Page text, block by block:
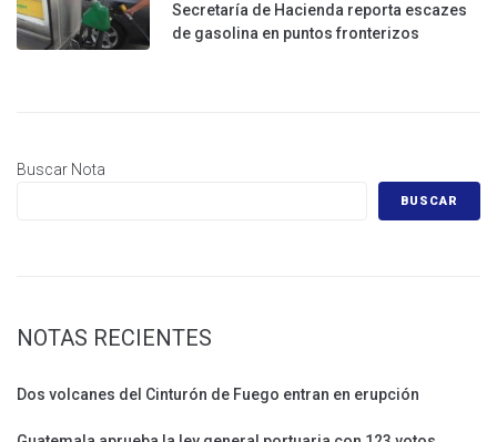
Secretaría de Hacienda reporta escazes
de gasolina en puntos fronterizos
Buscar Nota
BUSCAR
NOTAS RECIENTES
Dos volcanes del Cinturón de Fuego entran en erupción